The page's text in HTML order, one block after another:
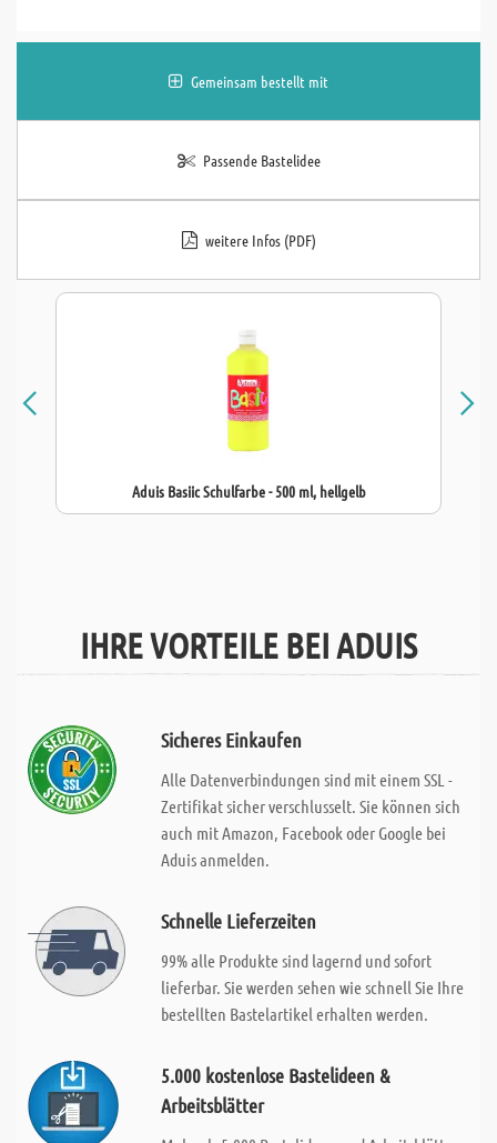
Gemeinsam bestellt mit
Passende Bastelidee
weitere Infos (PDF)
Aduis Basiic Schulfarbe - 500 ml, hellgelb
IHRE VORTEILE BEI ADUIS
Sicheres Einkaufen
Alle Datenverbindungen sind mit einem SSL -
Zertifikat sicher verschlusselt. Sie können sich
auch mit Amazon, Facebook oder Google bei
Aduis anmelden.
Schnelle Lieferzeiten
99% alle Produkte sind lagernd und sofort
lieferbar. Sie werden sehen wie schnell Sie Ihre
bestellten Bastelartikel erhalten werden.
5.000 kostenlose Bastelideen &
Arbeitsblätter